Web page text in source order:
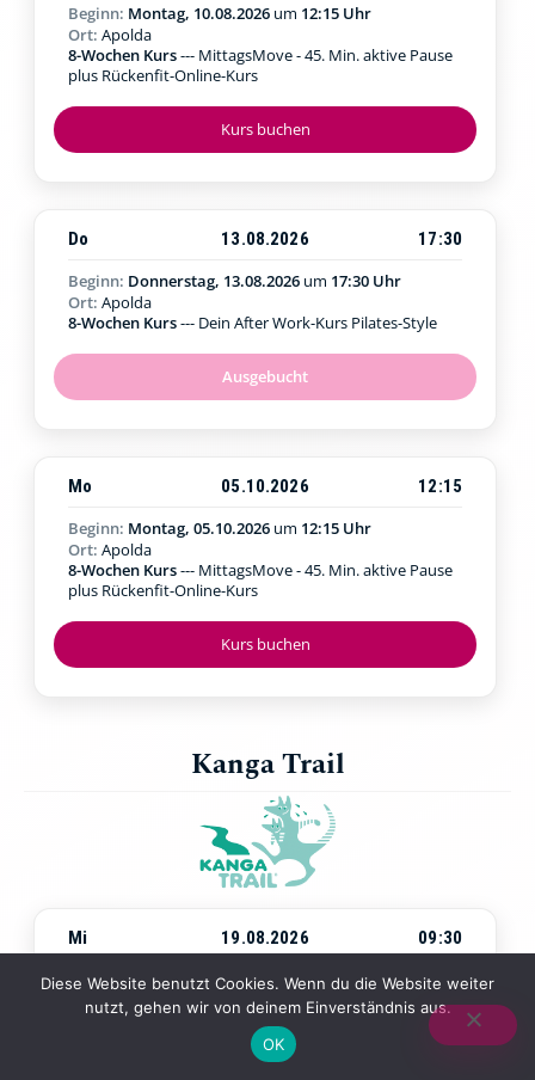
Kurs buchen
Beginn: Montag, 10.08.2026 um 12:15 Uhr
Ort: Apolda
8-Wochen Kurs--- MittagsMove - 45. Min. aktive Pause
plus Rückenfit-Online-Kurs
Ausgebucht
Do 13.08.2026
17:30
Beginn: Donnerstag, 13.08.2026 um 17:30 Uhr
Ort: Apolda
8-Wochen Kurs--- Dein After Work-Kurs Pilates-Style
Kurs buchen
Mo 05.10.2026
12:15
Beginn: Montag, 05.10.2026 um 12:15 Uhr
Ort: Apolda
8-Wochen Kurs--- MittagsMove - 45. Min. aktive Pause
plus Rückenfit-Online-Kurs
Kanga Trail
Mi 19.08.2026
09:30
Beginn:Mittwoch, 19.08.2026um09:30 Uhr
Ort:Jena Paradies
4-Wochen-Kurs
--- Walking & Kraftübungen in der Natur
Diese Website benutzt Cookies. Wenn du die Website weiter
nutzt, gehen wir von deinem Einverständnis aus.
OK